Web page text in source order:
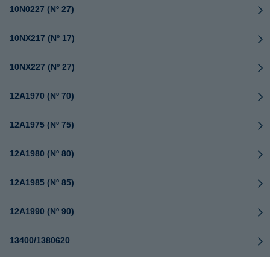
10N0227 (Nº 27)
10NX217 (Nº 17)
10NX227 (Nº 27)
12A1970 (Nº 70)
12A1975 (Nº 75)
12A1980 (Nº 80)
12A1985 (Nº 85)
12A1990 (Nº 90)
13400/1380620